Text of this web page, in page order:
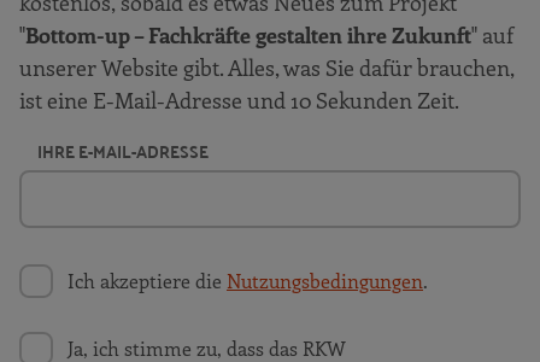
"Bottom-up – Fachkräfte gestalten ihre Zukunft" auf
unserer Website gibt. Alles, was Sie dafür brauchen,
ist eine E-Mail-Adresse und 10 Sekunden Zeit.
IHRE E-MAIL-ADRESSE
Ich akzeptiere die Nutzungsbedingungen.
Ja, ich stimme zu, dass das RKW